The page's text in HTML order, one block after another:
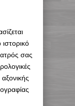
ιστορικό
σας